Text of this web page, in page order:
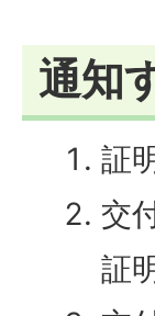
通知
証
交
証